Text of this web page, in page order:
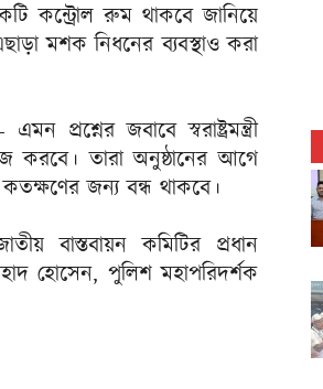
কন্ট্রোল রুম থাকবে জানিয়ে
মশক নিধনের ব্যবস্থাও করা
প্রশ্নের জবাবে স্বরাষ্ট্রমন্ত্রী
করবে। তারা অনুষ্ঠানের আগে
কতক্ষণের জন্য বন্ধ থাকবে।
বাস্তবায়ন কমিটির প্রধান
হোসেন, পুলিশ মহাপরিদর্শক